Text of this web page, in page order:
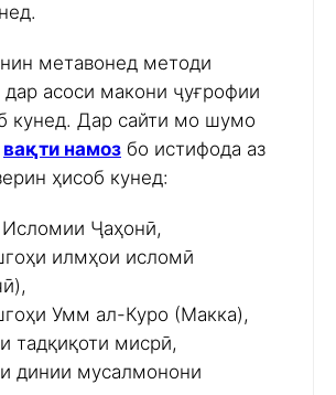
метавонед методи
асоси макони ҷуғрофии
кунед. Дар сайти мо шумо
вақти намоз бо истифода аз
ҳисоб кунед:
Ҷаҳонӣ,
илмҳои исломӣ
Умм ал-Куро (Макка),
тадқиқоти мисрӣ,
динии мусалмонони